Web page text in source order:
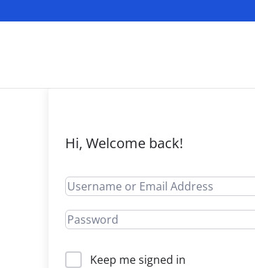
Hi, Welcome back!
Keep me signed in